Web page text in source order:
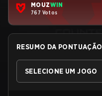
MOUZWIN
767 Votos
RESUMO DA PONTUAÇÃO
SELECIONE UM JOGO